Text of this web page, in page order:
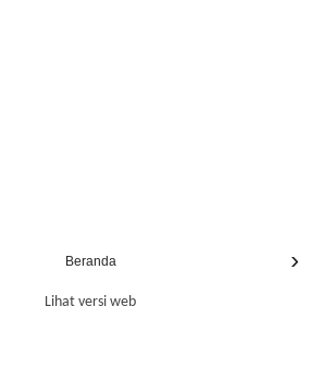
›
Beranda
Lihat versi web